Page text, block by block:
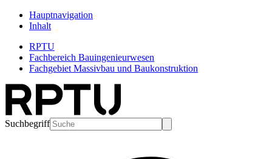
Hauptnavigation
Inhalt
RPTU
Fachbereich Bauingenieurwesen
Fachgebiet Massivbau und Baukonstruktion
Suchbegriff